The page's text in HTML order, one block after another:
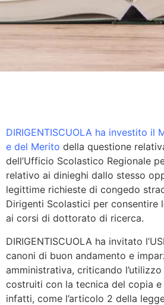
DIRIGENTISCUOLA ha investito il
e del Merito della questione
dell’Ufficio Scolastico Regionale
relativo ai dinieghi dallo stesso
legittime richieste di congedo
Dirigenti Scolastici per consentire
ai corsi di dottorato di ricerca.
DIRIGENTISCUOLA ha invitato
canoni di buon andamento e
amministrativa, criticando
costruiti con la tecnica del copia
infatti, come l’articolo 2 della